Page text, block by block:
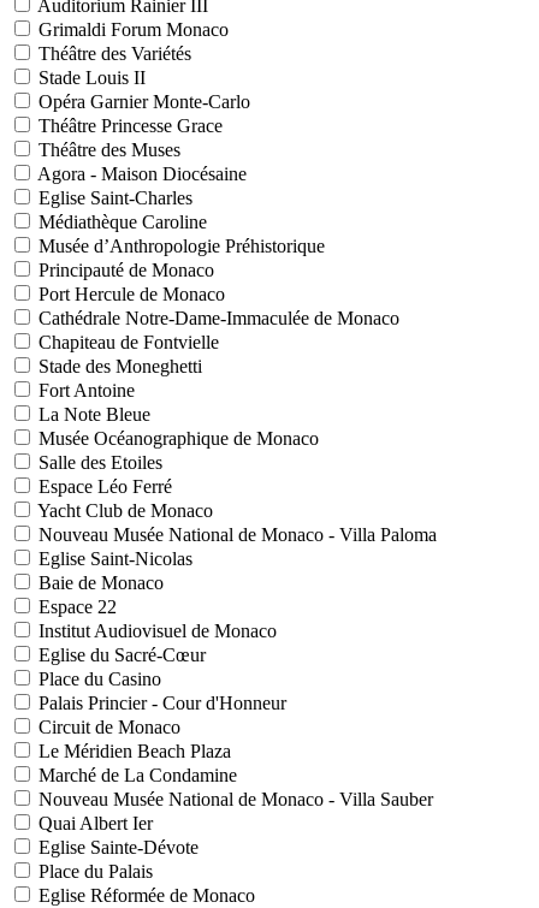
Auditorium Rainier III
Grimaldi Forum Monaco
Théâtre des Variétés
Stade Louis II
Opéra Garnier Monte-Carlo
Théâtre Princesse Grace
Théâtre des Muses
Agora - Maison Diocésaine
Eglise Saint-Charles
Médiathèque Caroline
Musée d’Anthropologie Préhistorique
Principauté de Monaco
Port Hercule de Monaco
Cathédrale Notre-Dame-Immaculée de Monaco
Chapiteau de Fontvielle
Stade des Moneghetti
Fort Antoine
La Note Bleue
Musée Océanographique de Monaco
Salle des Etoiles
Espace Léo Ferré
Yacht Club de Monaco
Nouveau Musée National de Monaco - Villa Paloma
Eglise Saint-Nicolas
Baie de Monaco
Espace 22
Institut Audiovisuel de Monaco
Eglise du Sacré-Cœur
Place du Casino
Palais Princier - Cour d'Honneur
Circuit de Monaco
Le Méridien Beach Plaza
Marché de La Condamine
Nouveau Musée National de Monaco - Villa Sauber
Quai Albert Ier
Eglise Sainte-Dévote
Place du Palais
Eglise Réformée de Monaco